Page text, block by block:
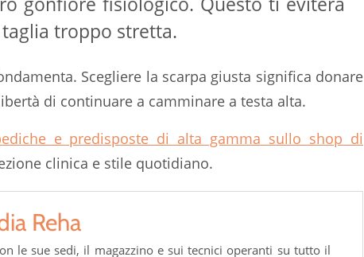
troppo stretta.
Scegliere la scarpa giusta significa donare
di continuare a camminare a testa alta.
e predisposte di alta gamma sullo shop di
clinica e stile quotidiano.
Reha
le sue sedi, il magazzino e sui tecnici operanti su tutto il